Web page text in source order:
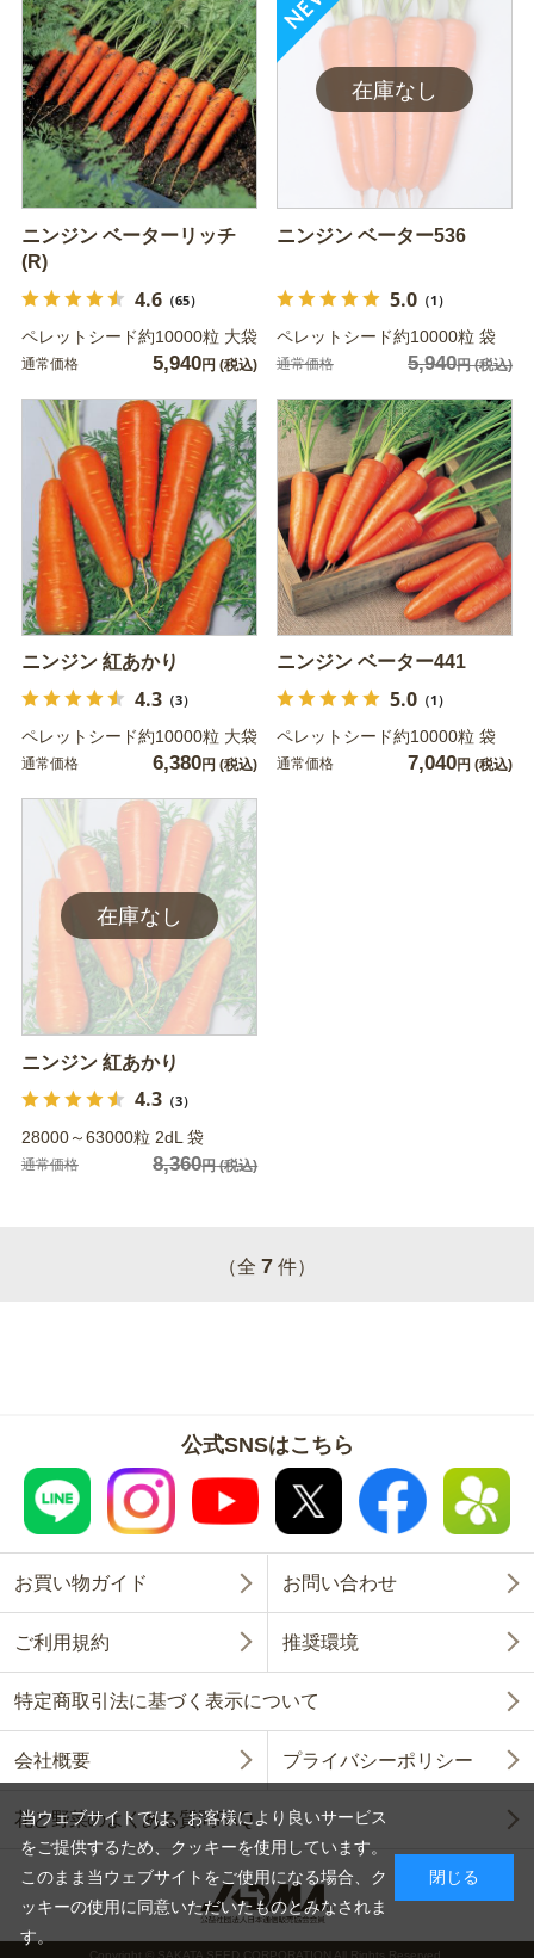
ニンジン ベーターリッチ
(R)
4.6（65）
ペレットシード約10000粒 大袋
通常価格 5,940円 (税込)
ニンジン ベーター536
5.0（1）
ペレットシード約10000粒 袋
通常価格 5,940円(税込)
ニンジン 紅あかり
4.3（3）
ペレットシード約10000粒 大袋
通常価格 6,380円 (税込)
ニンジン ベーター441
5.0（1）
ペレットシード約10000粒 袋
通常価格 7,040円 (税込)
ニンジン 紅あかり
4.3（3）
28000～63000粒 2dL 袋
通常価格 8,360円(税込)
（全 7 件）
公式SNSはこちら
お買い物ガイド お問い合わせ
ご利用規約 推奨環境
特定商取引法に基づく表示について
会社概要 プライバシーポリシー
花と野菜のよくある質問FAQ
Copyright © SAKATA SEED CORPORATION All Rights Reserved.
当ウェブサイトでは、お客様により良いサービス
をご提供するため、クッキーを使用しています。
このまま当ウェブサイトをご使用になる場合、ク
ッキーの使用に同意いただいたものとみなされま
す。
閉じる